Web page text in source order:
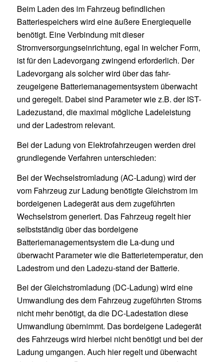
Beim Laden des im Fahrzeug befindlichen
Batteriespeichers wird eine äußere Energiequelle
benötigt. Eine Verbindung mit dieser
Stromversorgungseinrichtung, egal in welcher Form,
ist für den Ladevorgang zwingend erforderlich. Der
Ladevorgang als solcher wird über das fahr-
zeugeigene Batteriemanagementsystem überwacht
und geregelt. Dabei sind Parameter wie z.B. der IST-
Ladezustand, die maximal mögliche Ladeleistung
und der Ladestrom relevant.
Bei der Ladung von Elektrofahrzeugen werden drei
grundlegende Verfahren unterschieden:
Bei der Wechselstromladung (AC-Ladung) wird der
vom Fahrzeug zur Ladung benötigte Gleichstrom im
bordeigenen Ladegerät aus dem zugeführten
Wechselstrom generiert. Das Fahrzeug regelt hier
selbstständig über das bordeigene
Batteriemanagementsystem die La-dung und
überwacht Parameter wie die Batterietemperatur, den
Ladestrom und den Ladezu-stand der Batterie.
Bei der Gleichstromladung (DC-Ladung) wird eine
Umwandlung des dem Fahrzeug zugeführten Stroms
nicht mehr benötigt, da die DC-Ladestation diese
Umwandlung übernimmt. Das bordeigene Ladegerät
des Fahrzeugs wird hierbei nicht benötigt und bei der
Ladung umgangen. Auch hier regelt und überwacht